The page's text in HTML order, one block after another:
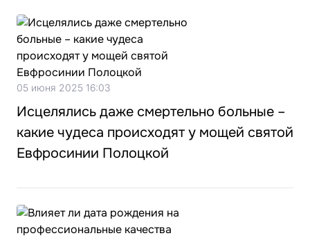
05 июня 2025 16:03
Исцелялись даже смертельно больные –
какие чудеса происходят у мощей святой
Евфросинии Полоцкой